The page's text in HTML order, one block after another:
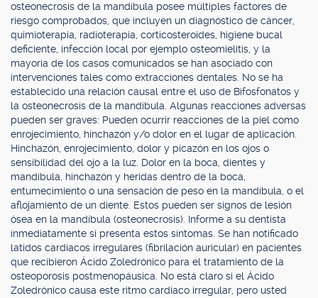
osteonecrosis de la mandíbula posee múltiples factores de
riesgo comprobados, que incluyen un diagnóstico de cáncer,
quimioterapia, radioterapia, corticosteroides, higiene bucal
deficiente, infección local por ejemplo osteomielitis, y la
mayoría de los casos comunicados se han asociado con
intervenciones tales como extracciones dentales. No se ha
establecido una relación causal entre el uso de Bifosfonatos y
la osteonecrosis de la mandíbula. Algunas reacciones adversas
pueden ser graves: Pueden ocurrir reacciones de la piel como
enrojecimiento, hinchazón y/o dolor en el lugar de aplicación.
Hinchazón, enrojecimiento, dolor y picazón en los ojos o
sensibilidad del ojo a la luz. Dolor en la boca, dientes y
mandíbula, hinchazón y heridas dentro de la boca,
entumecimiento o una sensación de peso en la mandíbula, o el
aflojamiento de un diente. Estos pueden ser signos de lesión
ósea en la mandíbula (osteonecrosis). Informe a su dentista
inmediatamente si presenta estos síntomas. Se han notificado
latidos cardíacos irregulares (fibrilación auricular) en pacientes
que recibieron Ácido Zoledrónico para el tratamiento de la
osteoporosis postmenopáusica. No está claro si el Ácido
Zoledrónico causa este ritmo cardíaco irregular, pero usted